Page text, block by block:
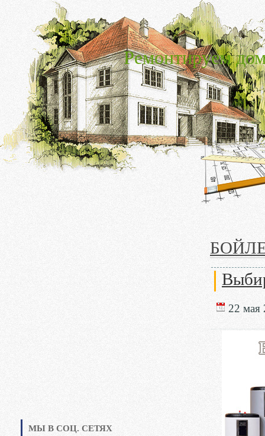
Ремонтируем
МЫ В СОЦ. СЕТЯХ
22 мая